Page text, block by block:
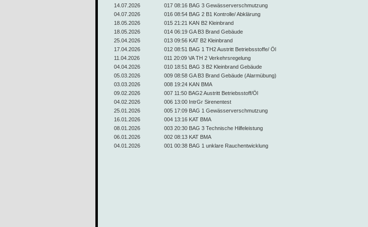
14.07.2026
017 08:16 BAG 3 Gewässerverschmutzung
04.07.2026
016 08:54 BAG 2 B1 Kontrolle/ Abklärung
18.05.2026
015 21:21 KAN B2 Kleinbrand
18.05.2026
014 06:19 GA B3 Brand Gebäude
25.04.2026
013 09:56 KAT B2 Kleinbrand
17.04.2026
012 08:51 BAG 1 TH2 Austritt Betriebsstoffe/ Öl
11.04.2026
011 20:09 VA TH 2 Verkehrsregelung
04.04.2026
010 18:51 BAG 3 B2 Kleinbrand Gebäude
05.03.2026
009 08:58 GA B3 Brand Gebäude (Alarmübung)
03.03.2026
008 19:24 KAN BMA
09.02.2026
007 11:50 BAG2 Austritt Betriebsstoff/Öl
04.02.2026
006 13:00 IntrGr Sirenentest
25.01.2026
005 17:09 BAG 1 Gewässerverschmutzung
16.01.2026
004 13:16 KAT BMA
08.01.2026
003 20:30 BAG 3 Technische Hilfeleistung
06.01.2026
002 08:13 KAT BMA
04.01.2026
001 00:38 BAG 1 unklare Rauchentwicklung